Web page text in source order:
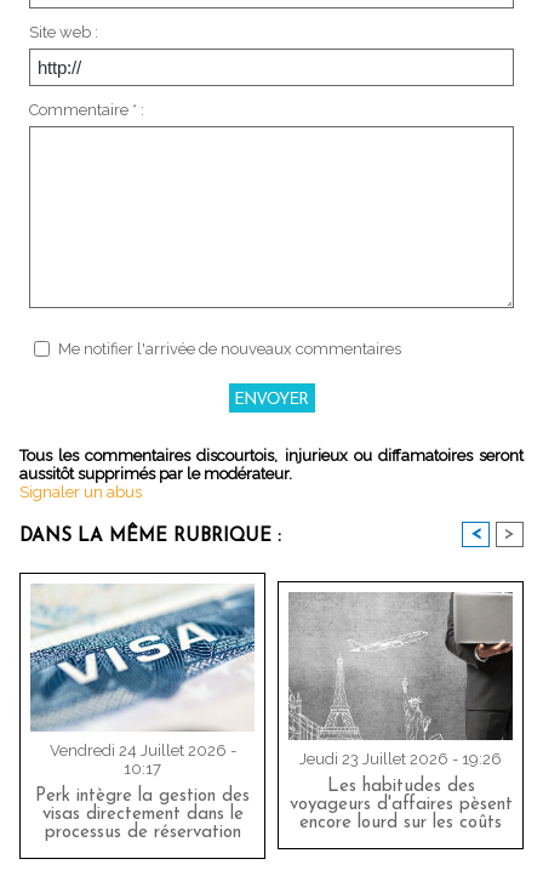
Site web :
Commentaire * :
Me notifier l'arrivée de nouveaux commentaires
Tous les commentaires discourtois, injurieux ou diffamatoires seront
aussitôt supprimés par le modérateur.
Signaler un abus
DANS LA MÊME RUBRIQUE : < >
Vendredi 24 Juillet 2026 -
10:17
Perk intègre la gestion des
visas directement dans le
processus de réservation
Jeudi 23 Juillet 2026 - 19:26
Les habitudes des
voyageurs d'affaires pèsent
encore lourd sur les coûts